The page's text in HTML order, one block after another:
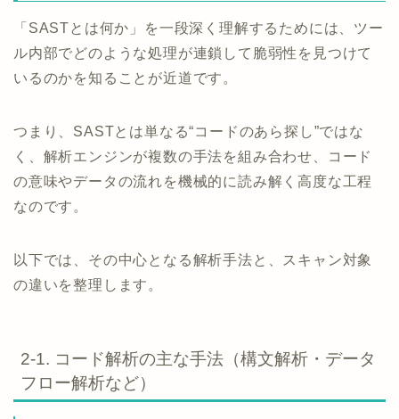
「SASTとは何か」を一段深く理解するためには、ツー
ル内部でどのような処理が連鎖して脆弱性を見つけて
いるのかを知ることが近道です。
つまり、SASTとは単なる“コードのあら探し”ではな
く、解析エンジンが複数の手法を組み合わせ、コード
の意味やデータの流れを機械的に読み解く高度な工程
なのです。
以下では、その中心となる解析手法と、スキャン対象
の違いを整理します。
2-1. コード解析の主な手法（構文解析・データ
フロー解析など）